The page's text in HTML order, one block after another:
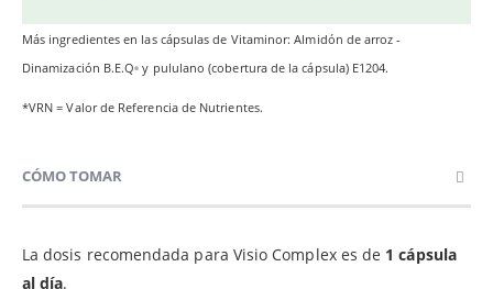
Más ingredientes en las cápsulas de Vitaminor: Almidón de arroz -
Dinamización B.E.Q® y pululano (cobertura de la cápsula) E1204.
*VRN = Valor de Referencia de Nutrientes.
CÓMO TOMAR
La dosis recomendada para Visio Complex es de 1 cápsula
al día.